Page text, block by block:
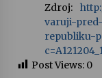
Zdroj:
varuji-
republiku-
Post Views: 0